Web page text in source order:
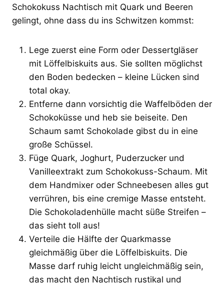
Schokokuss Nachtisch mit Quark und Beeren
gelingt, ohne dass du ins Schwitzen kommst:
Lege zuerst eine Form oder Dessertgläser
mit Löffelbiskuits aus. Sie sollten möglichst
den Boden bedecken – kleine Lücken sind
total okay.
Entferne dann vorsichtig die Waffelböden der
Schokoküsse und heb sie beiseite. Den
Schaum samt Schokolade gibst du in eine
große Schüssel.
Füge Quark, Joghurt, Puderzucker und
Vanilleextrakt zum Schokokuss-Schaum. Mit
dem Handmixer oder Schneebesen alles gut
verrühren, bis eine cremige Masse entsteht.
Die Schokoladenhülle macht süße Streifen –
das sieht toll aus!
Verteile die Hälfte der Quarkmasse
gleichmäßig über die Löffelbiskuits. Die
Masse darf ruhig leicht ungleichmäßig sein,
das macht den Nachtisch rustikal und